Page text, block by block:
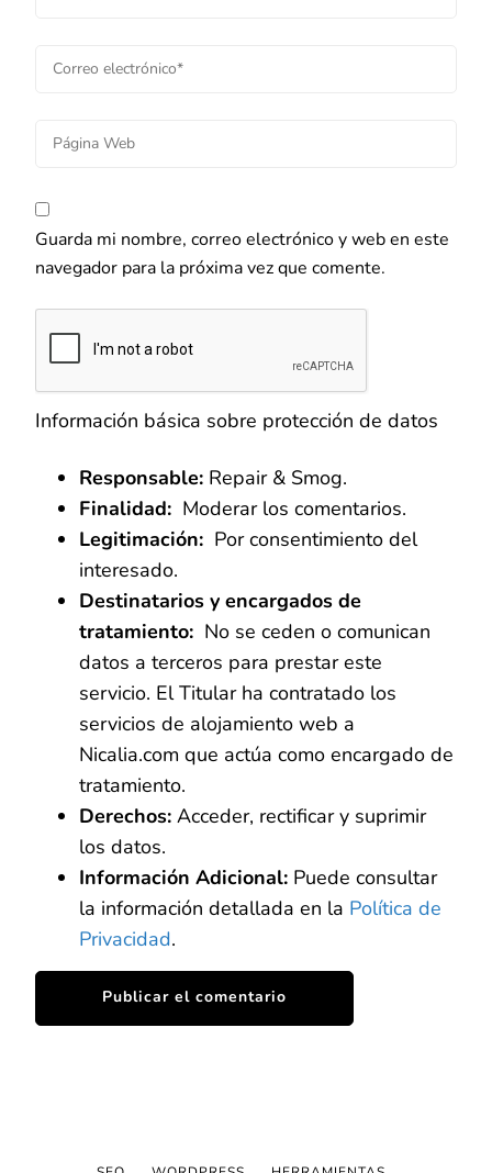
Guarda mi nombre, correo electrónico y web en este
navegador para la próxima vez que comente.
Información básica sobre protección de datos
Responsable: Repair & Smog.
Finalidad: Moderar los comentarios.
Legitimación: Por consentimiento del
interesado.
Destinatarios y encargados de
tratamiento: No se ceden o comunican
datos a terceros para prestar este
servicio. El Titular ha contratado los
servicios de alojamiento web a
Nicalia.com que actúa como encargado de
tratamiento.
Derechos: Acceder, rectificar y suprimir
los datos.
Información Adicional: Puede consultar
la información detallada en la Política de
Privacidad.